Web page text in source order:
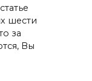
шести
за
Вы